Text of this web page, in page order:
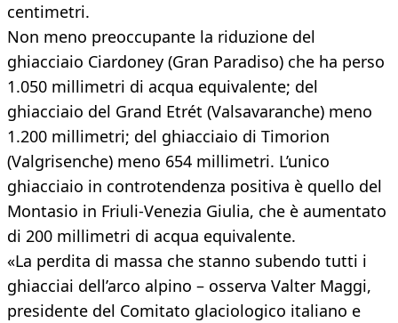
centimetri.
Non meno preoccupante la riduzione del
ghiacciaio Ciardoney (Gran Paradiso) che ha perso
1.050 millimetri di acqua equivalente; del
ghiacciaio del Grand Etrét (Valsavaranche) meno
1.200 millimetri; del ghiacciaio di Timorion
(Valgrisenche) meno 654 millimetri. L’unico
ghiacciaio in controtendenza positiva è quello del
Montasio in Friuli-Venezia Giulia, che è aumentato
di 200 millimetri di acqua equivalente.
«La perdita di massa che stanno subendo tutti i
ghiacciai dell’arco alpino – osserva Valter Maggi,
presidente del Comitato glaciologico italiano e